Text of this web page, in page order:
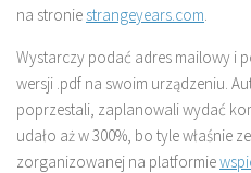
na stronie strangeyears.com.
Wystarczy podać adres mailowy i
wersji .pdf na swoim urządzeniu.
poprzestali, zaplanowali wydać
udało aż w 300%, bo tyle właśnie
zorganizowanej na platformie